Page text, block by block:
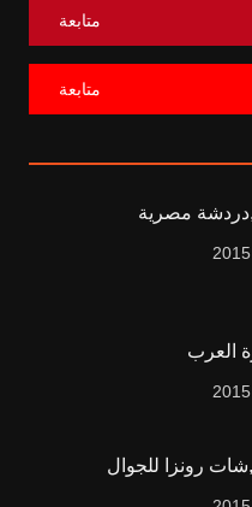
متابعة
متابعة
مصرية
العرب
رونزا للجوال